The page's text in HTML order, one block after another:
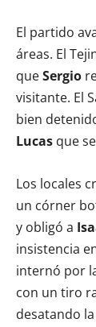
El partido
áreas. El
queSergio
visitante. El
bien
Lucas que
Los locales
un córner
y obligó a
insistencia
internó por
con un tiro
desatando